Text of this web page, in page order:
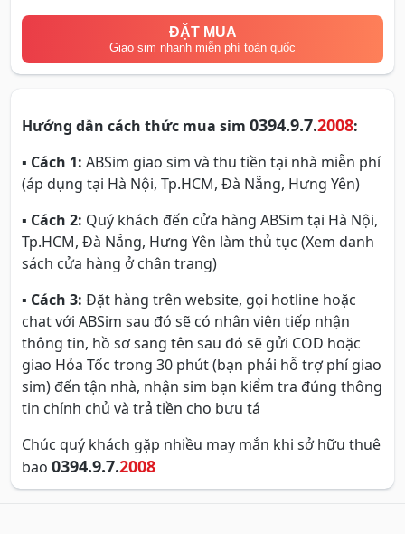
ĐẶT MUA
Giao sim nhanh miễn phí toàn quốc
Hướng dẫn cách thức mua sim 0394.9.7.2008:
▪ Cách 1: ABSim giao sim và thu tiền tại nhà miễn phí
(áp dụng tại Hà Nội, Tp.HCM, Đà Nẵng, Hưng Yên)
▪ Cách 2: Quý khách đến cửa hàng ABSim tại Hà Nội,
Tp.HCM, Đà Nẵng, Hưng Yên làm thủ tục (Xem danh
sách cửa hàng ở chân trang)
▪ Cách 3: Đặt hàng trên website, gọi hotline hoặc
chat với ABSim sau đó sẽ có nhân viên tiếp nhận
thông tin, hồ sơ sang tên sau đó sẽ gửi COD hoặc
giao Hỏa Tốc trong 30 phút (bạn phải hỗ trợ phí giao
sim) đến tận nhà, nhận sim bạn kiểm tra đúng thông
tin chính chủ và trả tiền cho bưu tá
Chúc quý khách gặp nhiều may mắn khi sở hữu thuê
bao 0394.9.7.2008